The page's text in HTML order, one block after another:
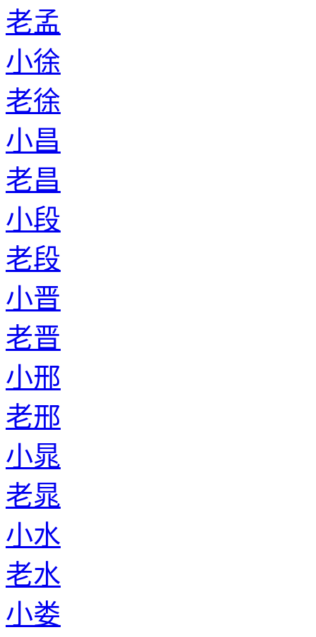
老孟
小徐
老徐
小昌
老昌
小段
老段
小晋
老晋
小邢
老邢
小晁
老晁
小水
老水
小娄